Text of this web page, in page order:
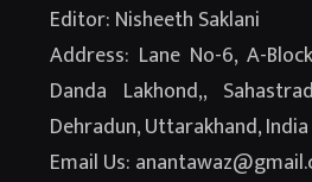
Editor: Nisheeth Saklani
Address: Lane No-6, A-
Danda Lakhond,,
Dehradun, Uttarakhand,
Email Us: